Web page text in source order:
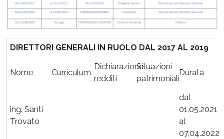
DIRETTORI GENERALI IN RUOLO DAL 2017 AL 2019
Nome Curriculum
Dichiarazione
redditi
Situazioni
patrimoniali
Durata
ing. Santi
Trovato
dal
01.05.2021
al
07.04.2022